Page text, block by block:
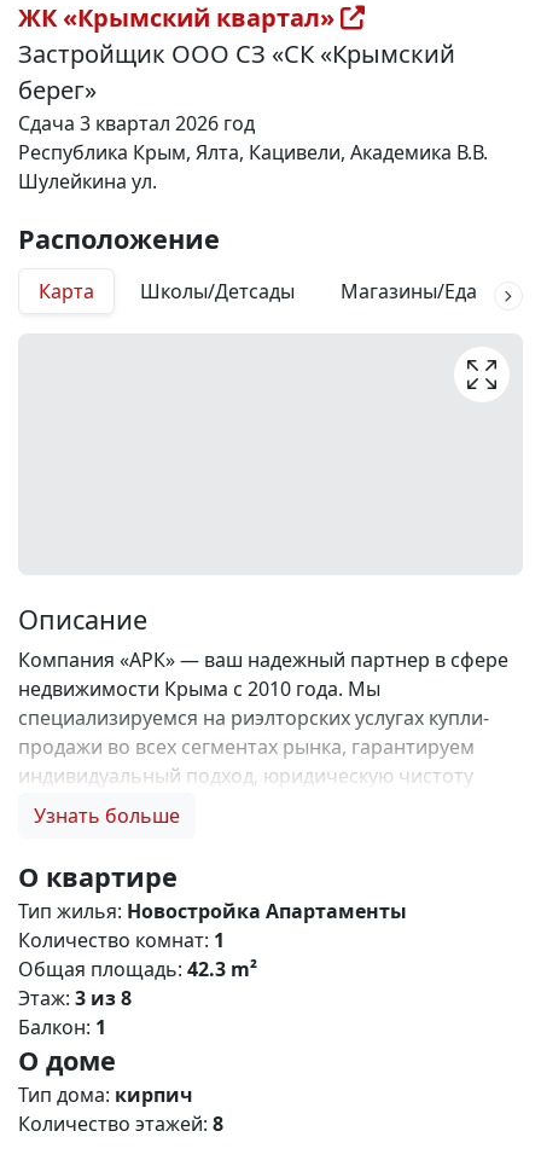
ЖК «Крымский квартал»
Застройщик ООО СЗ «СК «Крымский
берег»
Сдача 3 квартал 2026 год
Республика Крым, Ялта, Кацивели, Академика В.В.
Шулейкина ул.
Расположение
Карта Школы/Детсады Магазины/Еда
Описание
Компания «АРК» — ваш надежный партнер в сфере
недвижимости Крыма с 2010 года. Мы
специализируемся на риэлторских услугах купли-
продажи во всех сегментах рынка, гарантируем
индивидуальный подход, юридическую чистоту
объектов и безопасность сделок. Самое ценное для
нас, Вы получаете: 1. 0% комиссии и оформление
ипотеки бесплатно; 2. Покупку недвижимости по
цене застройщика + акции, бонусы, подарки; 3.
Экспертное мнение о каждом застройщике. Ваши
интересы — наш приоритет! 4. Профессиональную
поддержку на всех этапах сделки до получения
ключей; 5. Фейерверк подарков🎁 🎁 🎁! Купи с
нами и выбери свой ПОДАРОК! ЖК Крымский
Квартал – современный жилой кoмплeкс комфорт
класса с разнообразными планировками
Узнать больше
О квартире
Тип жилья: Новостройка Апартаменты
Количество комнат: 1
Общая площадь: 42.3 m²
Этаж: 3 из 8
Балкон: 1
О доме
Тип дома: кирпич
Количество этажей: 8